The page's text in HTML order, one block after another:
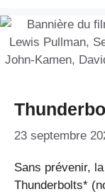
23 septembre
Sans prévenir,
Thunderbolts*